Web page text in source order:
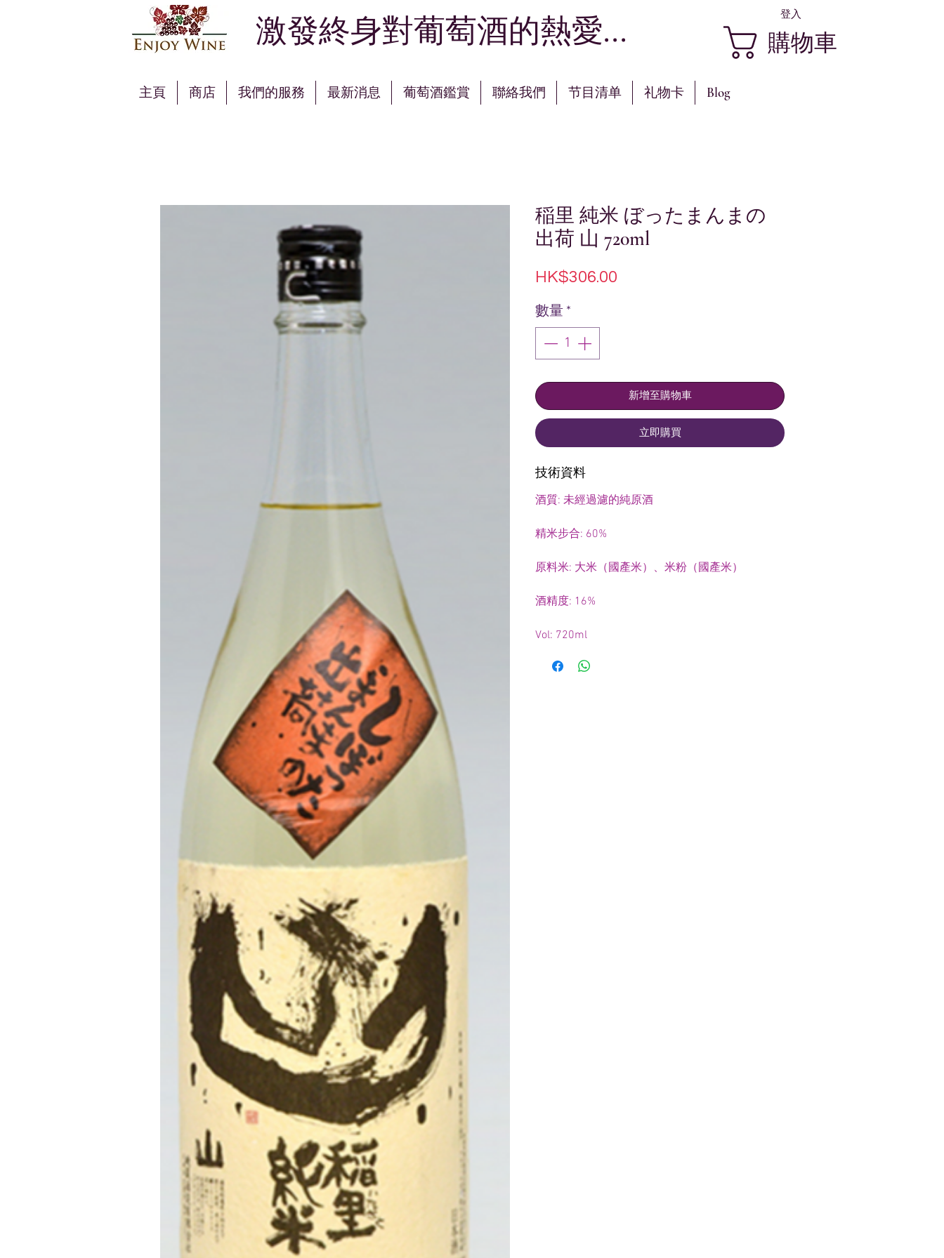
登入
激發終身對葡萄酒的熱愛... 購物車
主頁 商店 我們的服務 最新消息 葡萄酒鑑賞 聯絡我們 节目清单 礼物卡 Blog
稲里 純米 ぼったまんまの
出荷 山 720ml
HK$306.00
數量 *
新增至購物車
立即購買
技術資料
酒質: 未經過濾的純原酒
精米步合: 60%
原料米: 大米（國產米）、米粉（國產米）
酒精度: 16%
Vol: 720ml